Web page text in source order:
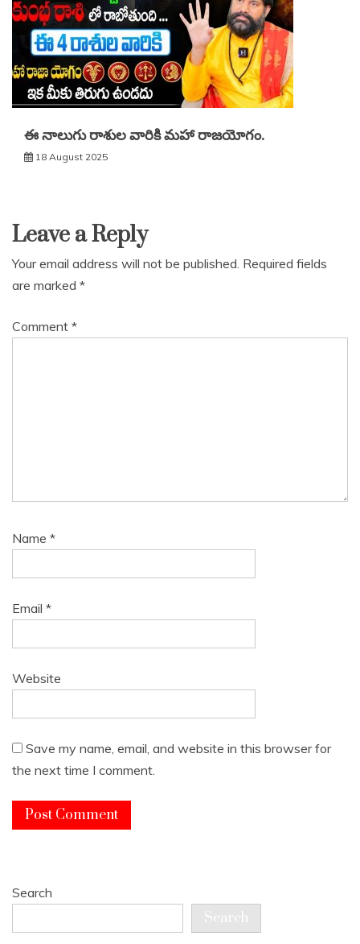
ఈ‌ నాలుగు రాశుల వారికి మహా రాజయోగం.
18 August 2025
Leave a Reply
Your email address will not be published. Required fields
are marked *
Comment *
Name *
Email *
Website
Save my name, email, and website in this browser for
the next time I comment.
Search
Search